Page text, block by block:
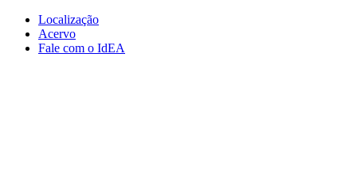
Conteúdo principal
Localização
Acervo
Fale com o IdEA